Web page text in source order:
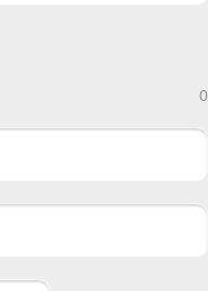
0